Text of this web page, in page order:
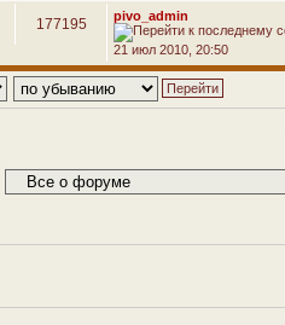
177195 pivo_admin
21 июл 2010, 20:50